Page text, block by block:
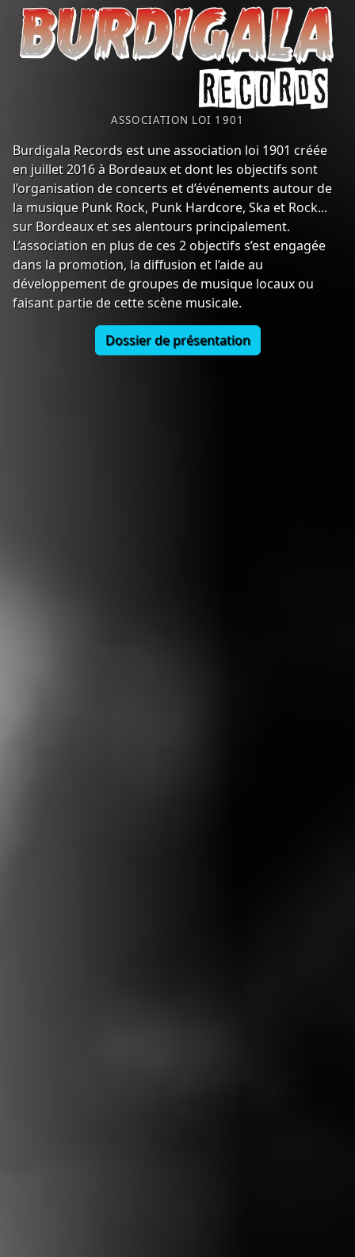
BURDIGALA RECORDS
ASSOCIATION LOI 1901
Burdigala Records est une association loi 1901 créée
en juillet 2016 à Bordeaux et dont les objectifs sont
l’organisation de concerts et d’événements autour de
la musique Punk Rock, Punk Hardcore, Ska et Rock...
sur Bordeaux et ses alentours principalement.
L’association en plus de ces 2 objectifs s’est engagée
dans la promotion, la diffusion et l’aide au
développement de groupes de musique locaux ou
faisant partie de cette scène musicale.
Dossier de présentation